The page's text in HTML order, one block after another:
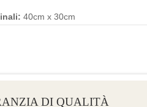
40cm x 30cm
DI QUALITÀ